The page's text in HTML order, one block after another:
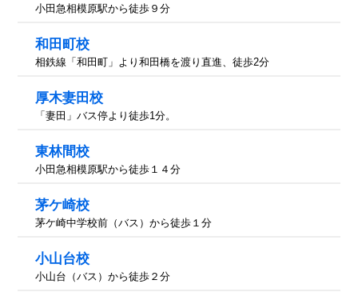
小田急相模原駅から徒歩９分
和田町校
相鉄線「和田町」より和田橋を渡り直進、徒歩2分
厚木妻田校
「妻田」バス停より徒歩1分。
東林間校
小田急相模原駅から徒歩１４分
茅ケ崎校
茅ケ崎中学校前（バス）から徒歩１分
小山台校
小山台（バス）から徒歩２分